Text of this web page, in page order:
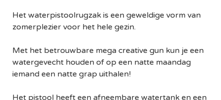
Het waterpistoolrugzak is een geweldige vorm van
zomerplezier voor het hele gezin.
Met het betrouwbare mega creative gun kun je een
watergevecht houden of op een natte maandag
iemand een natte grap uithalen!
Het pistool heeft een afneembare watertank en een